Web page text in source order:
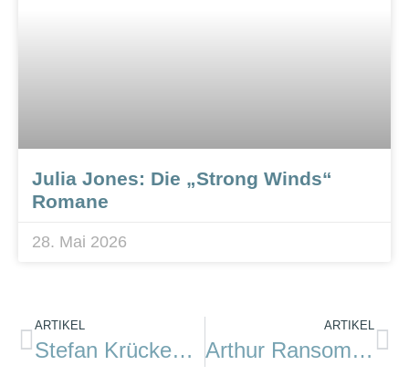
Julia Jones: Die „Strong Winds“
Romane
28. Mai 2026
ARTIKEL
Stefan Krücken, Hans-Peter Jürgens: Sturmkap
ARTIKEL
Arthur Ransome: Swallows and Amazons